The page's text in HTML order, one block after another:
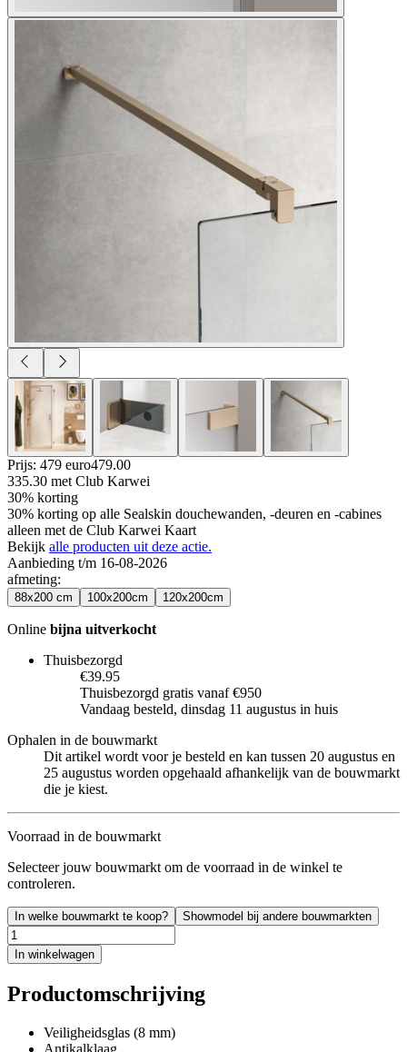
Prijs: 479 euro479.00
335.30 met Club Karwei
30% korting
30% korting op alle Sealskin douchewanden, -deuren en -cabines
alleen met de Club Karwei Kaart
Bekijk alle producten uit deze actie.
Aanbieding t/m 16-08-2026
afmeting:
88x200 cm 100x200cm 120x200cm
Online bijna uitverkocht
Thuisbezorgd
€39.95
Thuisbezorgd gratis vanaf €950
Vandaag besteld, dinsdag 11 augustus in huis
Ophalen in de bouwmarkt
Dit artikel wordt voor je besteld en kan tussen 20 augustus en
25 augustus worden opgehaald afhankelijk van de bouwmarkt
die je kiest.
Voorraad in de bouwmarkt
Selecteer jouw bouwmarkt om de voorraad in de winkel te
controleren.
In welke bouwmarkt te koop? Showmodel bij andere bouwmarkten
In winkelwagen
Productomschrijving
Veiligheidsglas (8 mm)
Antikalklaag